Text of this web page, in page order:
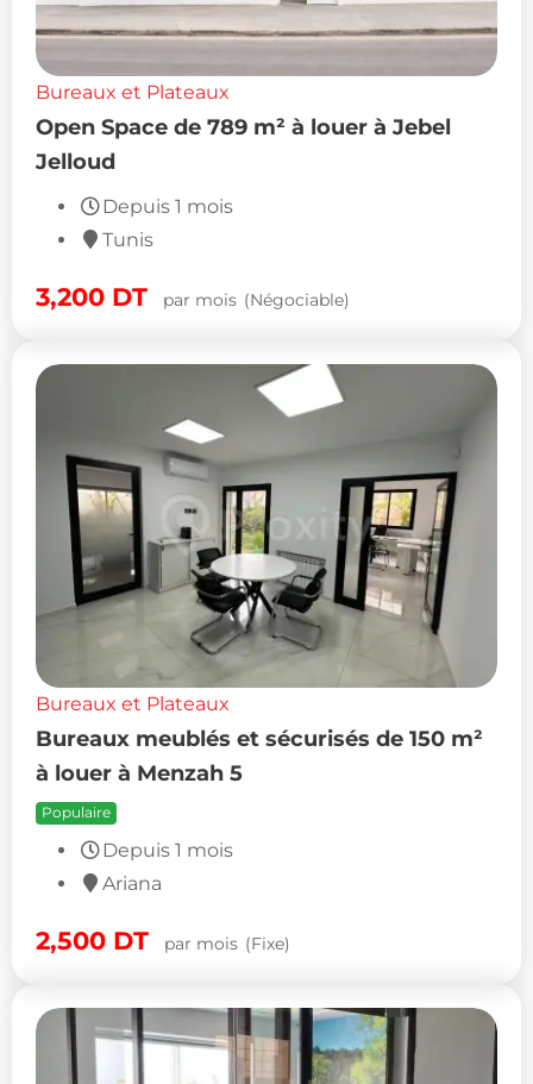
Bureaux et Plateaux
Open Space de 789 m² à louer à Jebel
Jelloud
Depuis 1 mois
Tunis
3,200 DT par mois (Négociable)
Bureaux et Plateaux
Bureaux meublés et sécurisés de 150 m²
à louer à Menzah 5
Populaire
Depuis 1 mois
Ariana
2,500 DT par mois (Fixe)